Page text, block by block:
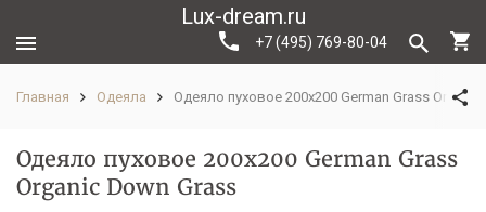
Lux-dream.ru
+7 (495) 769-80-04
Главная Одеяла Одеяло пуховое 200х200 German Grass
Одеяло пуховое 200х200 German Grass
Organic Down Grass